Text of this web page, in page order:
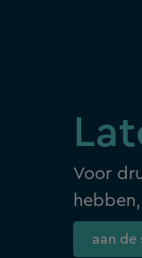
Voor
aan de